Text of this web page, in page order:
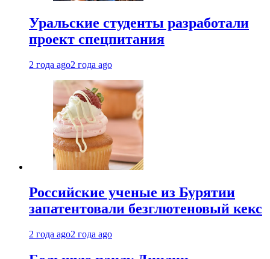
Уральские студенты разработали
проект спецпитания
2 года ago2 года ago
Российские ученые из Бурятии
запатентовали безглютеновый кекс
2 года ago2 года ago